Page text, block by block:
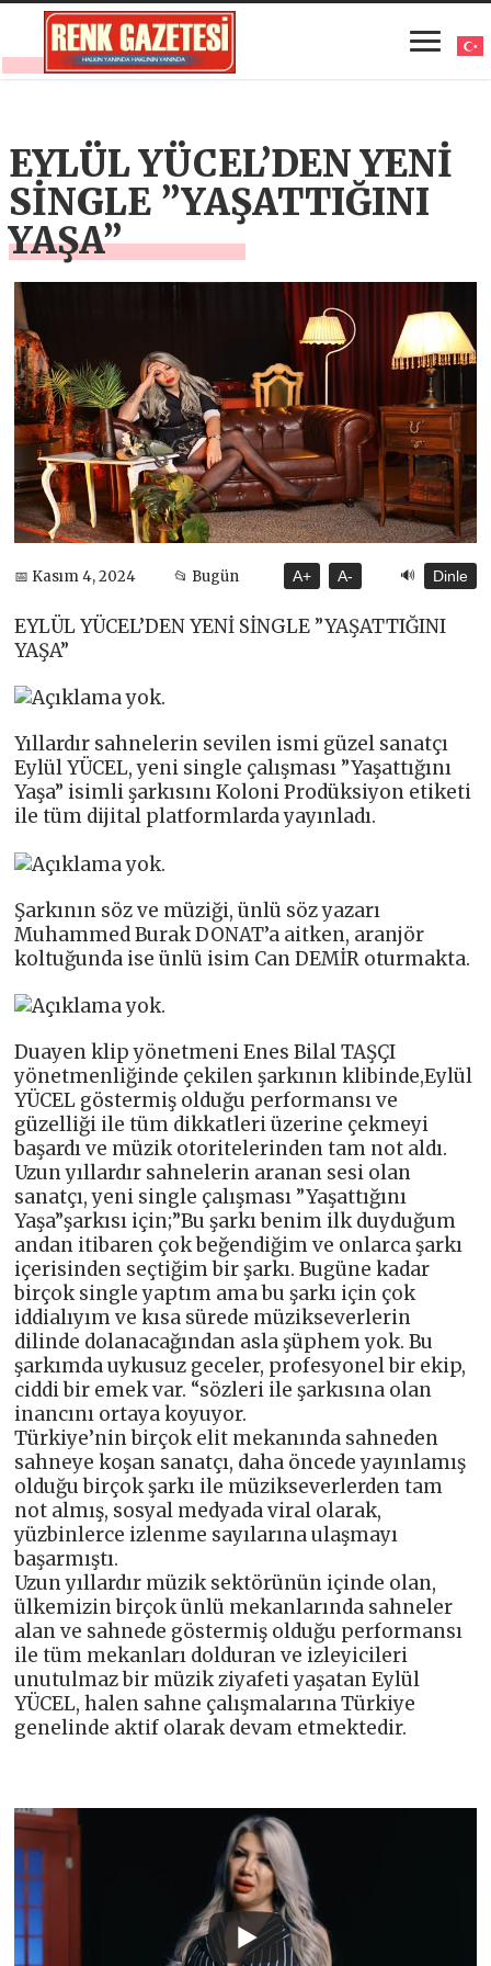
EYLÜL YÜCEL’DEN YENİ
SİNGLE ”YAŞATTIĞINI
YAŞA”
📅 Kasım 4, 2024 📂 Bugün A+ A- 🔊 Dinle
EYLÜL YÜCEL’DEN YENİ SİNGLE ”YAŞATTIĞINI
YAŞA”
Yıllardır sahnelerin sevilen ismi güzel sanatçı
Eylül YÜCEL, yeni single çalışması ”Yaşattığını
Yaşa” isimli şarkısını Koloni Prodüksiyon etiketi
ile tüm dijital platformlarda yayınladı.
Şarkının söz ve müziği, ünlü söz yazarı
Muhammed Burak DONAT’a aitken, aranjör
koltuğunda ise ünlü isim Can DEMİR oturmakta.
Duayen klip yönetmeni Enes Bilal TAŞÇI
yönetmenliğinde çekilen şarkının klibinde,Eylül
YÜCEL göstermiş olduğu performansı ve
güzelliği ile tüm dikkatleri üzerine çekmeyi
başardı ve müzik otoritelerinden tam not aldı.
Uzun yıllardır sahnelerin aranan sesi olan
sanatçı, yeni single çalışması ”Yaşattığını
Yaşa”şarkısı için;”Bu şarkı benim ilk duyduğum
andan itibaren çok beğendiğim ve onlarca şarkı
içerisinden seçtiğim bir şarkı. Bugüne kadar
birçok single yaptım ama bu şarkı için çok
iddialıyım ve kısa sürede müzikseverlerin
dilinde dolanacağından asla şüphem yok. Bu
şarkımda uykusuz geceler, profesyonel bir ekip,
ciddi bir emek var. “sözleri ile şarkısına olan
inancını ortaya koyuyor.
Türkiye’nin birçok elit mekanında sahneden
sahneye koşan sanatçı, daha öncede yayınlamış
olduğu birçok şarkı ile müzikseverlerden tam
not almış, sosyal medyada viral olarak,
yüzbinlerce izlenme sayılarına ulaşmayı
başarmıştı.
Uzun yıllardır müzik sektörünün içinde olan,
ülkemizin birçok ünlü mekanlarında sahneler
alan ve sahnede göstermiş olduğu performansı
ile tüm mekanları dolduran ve izleyicileri
unutulmaz bir müzik ziyafeti yaşatan Eylül
YÜCEL, halen sahne çalışmalarına Türkiye
genelinde aktif olarak devam etmektedir.